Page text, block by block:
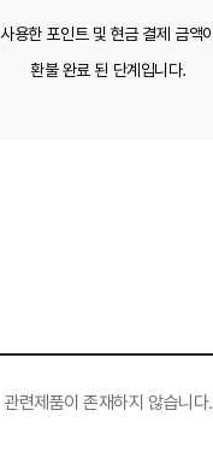
사용한 포인트 및 현금 결제 금액이
환불 완료 된 단계입니다.
관련제품이 존재하지 않습니다.